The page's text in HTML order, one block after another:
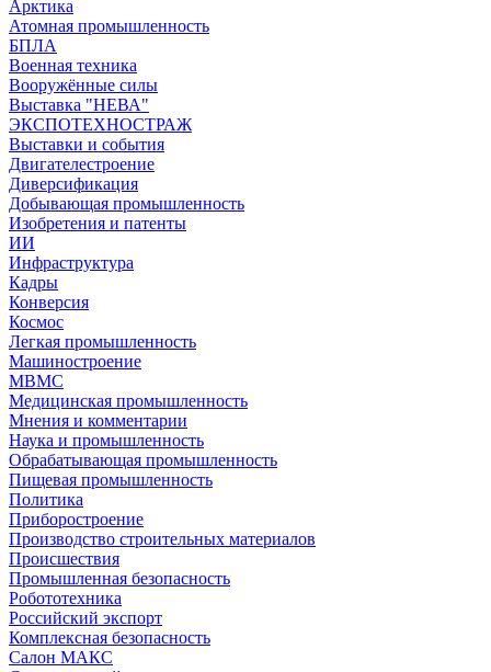
Арктика
Атомная промышленность
БПЛА
Военная техника
Вооружённые силы
Выставка "НЕВА"
ЭКСПОТЕХНОСТРАЖ
Выставки и события
Двигателестроение
Диверсификация
Добывающая промышленность
Изобретения и патенты
ИИ
Инфраструктура
Кадры
Конверсия
Космос
Легкая промышленность
Машиностроение
МВМС
Медицинская промышленность
Мнения и комментарии
Наука и промышленность
Обрабатывающая промышленность
Пищевая промышленность
Политика
Приборостроение
Производство строительных материалов
Происшествия
Промышленная безопасность
Робототехника
Российский экспорт
Комплексная безопасность
Салон МАКС